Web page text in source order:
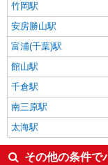
竹岡駅
安房勝山駅
富浦(千葉)駅
館山駅
千倉駅
南三原駅
太海駅
その他の条件で